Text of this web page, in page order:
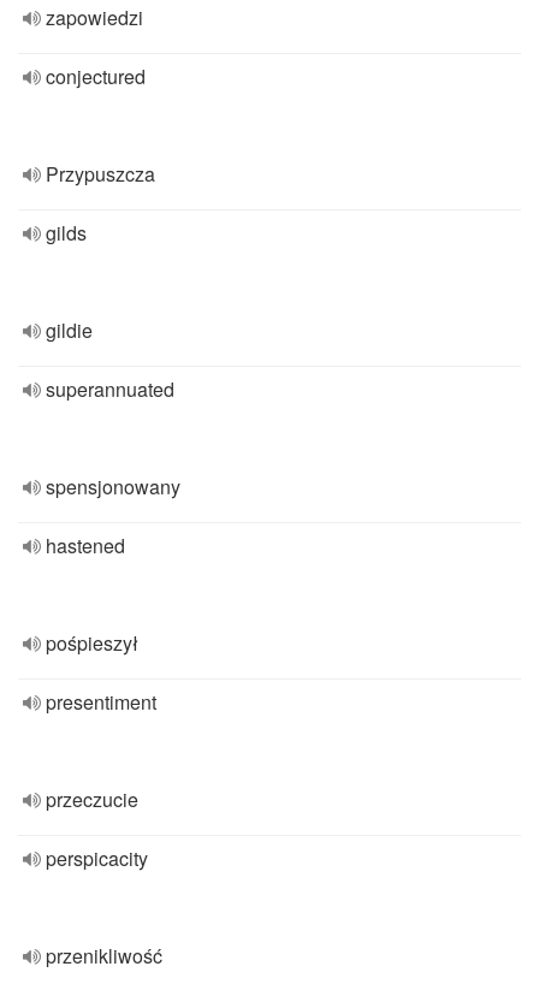
zapowiedzi
conjectured
Przypuszcza
gilds
gildie
superannuated
spensjonowany
hastened
pośpieszył
presentiment
przeczucie
perspicacity
przenikliwość